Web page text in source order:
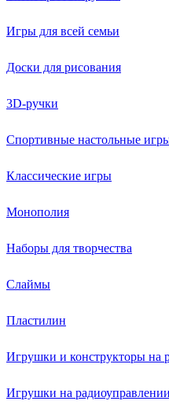
Игры для всей семьи
Доски для рисования
3D-ручки
Спортивные настольные
Классические игры
Монополия
Наборы для творчества
Слаймы
Пластилин
Игрушки и конструкторы на
Игрушки на радиоуправлении